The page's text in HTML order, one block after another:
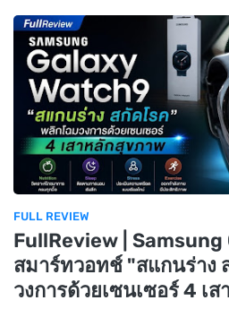
FULL REVIEW
FullReview |
สมาร์ทวอทช์ "สแกนร่าง
วงการด้วยเซนเซอร์ 4 เ